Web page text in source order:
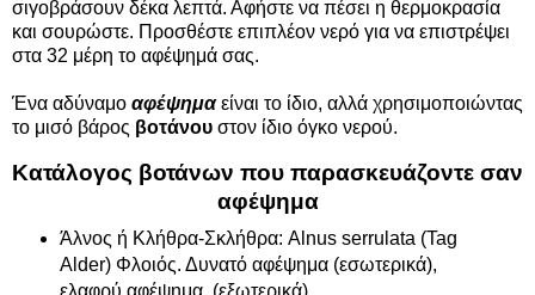
σιγοβράσουν δέκα λεπτά. Αφήστε να πέσει η θερμοκρασία
και σουρώστε. Προσθέστε επιπλέον νερό για να επιστρέψει
στα 32 μέρη το αφέψημά σας.
Ένα αδύναμο αφέψημαείναι το ίδιο, αλλά χρησιμοποιώντας
το μισό βάρος βοτάνου στον ίδιο όγκο νερού.
Κατάλογος βοτάνων που παρασκευάζοντε σαν
αφέψημα
Άλνος ή Κλήθρα-Σκλήθρα: Alnus serrulata (Tag
Alder) Φλοιός. Δυνατό αφέψημα (εσωτερικά),
ελαφρύ αφέψημα, (εξωτερικά).